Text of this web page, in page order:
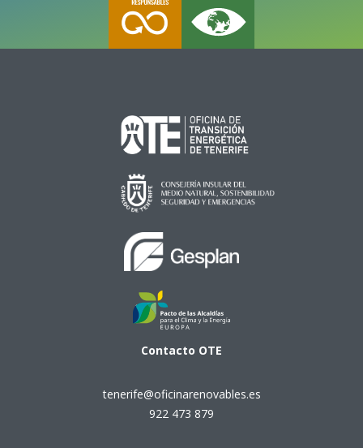
Contacto OTE
tenerife@oficinarenovables.es
922 473 879